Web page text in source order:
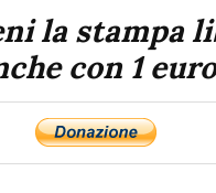
la stampa
con 1